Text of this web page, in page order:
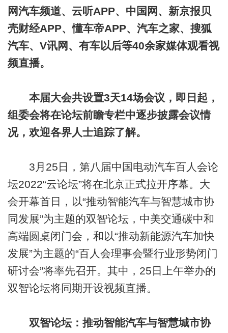
网汽车频道、云听APP、中国网、新京报贝
壳财经APP、懂车帝APP、汽车之家、搜狐
汽车、V讯网、有车以后等40余家媒体观看视
频直播。
本届大会共设置3天14场会议，即日起，
组委会将在论坛前瞻专栏中逐步披露会议情
况，欢迎各界人士追踪了解。
3月25日，第八届中国电动汽车百人会论
坛2022“云论坛”将在北京正式拉开序幕。大
会开幕首日，以“推动智能汽车与智慧城市协
同发展”为主题的双智论坛，中美交通碳中和
高端圆桌闭门会，和以“推动新能源汽车加快
发展”为主题的“百人会理事会暨行业形势闭门
研讨会”将率先召开。其中，25日上午举办的
双智论坛将同期开设视频直播。
双智论坛：推动智能汽车与智慧城市协